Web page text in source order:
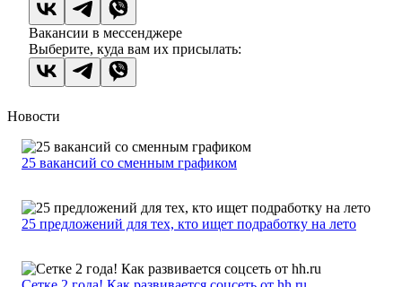
Вакансии в мессенджере
Выберите, куда вам их присылать:
Новости
25 вакансий со сменным графиком
25 предложений для тех, кто ищет подработку на лето